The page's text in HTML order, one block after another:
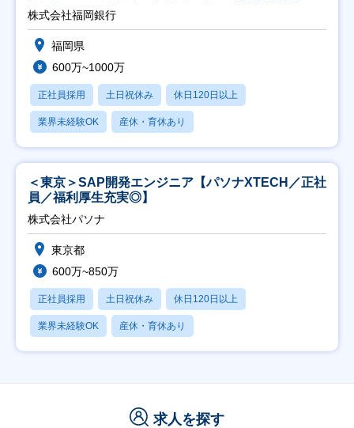
株式会社福岡銀行
福岡県
600万~1000万
正社員採用 土日祝休み 休日120日以上
業界未経験OK 産休・育休あり
＜東京＞SAP開発エンジニア【パソナXTECH／正社
員／福利厚生充実◎】
株式会社パソナ
東京都
600万~850万
正社員採用 土日祝休み 休日120日以上
業界未経験OK 産休・育休あり
求人を探す